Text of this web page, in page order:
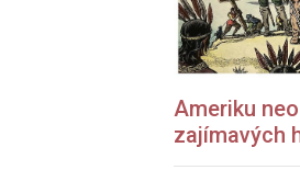
Ameriku
zajímavých